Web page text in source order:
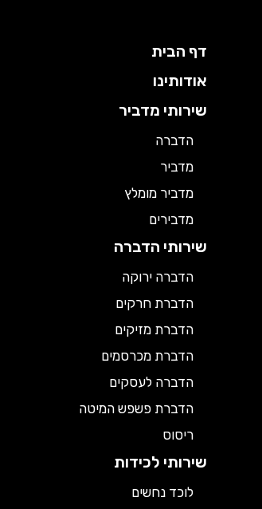
דף הבית
אודותינו
שירותי מדביר
הדברה
מדביר
מדביר מומלץ
מדבירים
שירותי הדברה
הדברה ירוקה
הדברת חרקים
הדברת מזיקים
הדברת מכרסמים
הדברה לעסקים
הדברת פשפש המיטה
ריסוס
שירותי לכידות
לוכד נחשים